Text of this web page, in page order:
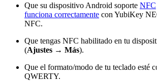
Que su dispositivo Android soporte NFC
funciona correctamente con YubiKey
NFC.
Que tengas NFC habilitado en tu
(Ajustes → Más).
Que el formato/modo de tu teclado esté
QWERTY.